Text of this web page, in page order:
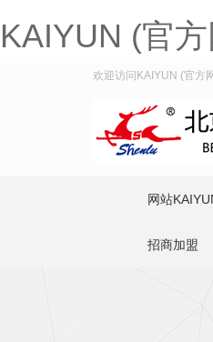
KAIYUN (官
欢迎访问KAIYUN (官方
网站
招商加盟